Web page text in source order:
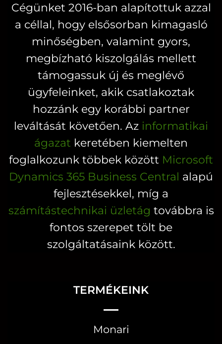
A
változatok
a
termékoldalon
választhatók
ki
A
változatok
a
ki
Cégünket 2016-ban alapítottuk azzal
a céllal, hogy elsősorban kimagasló
minőségben, valamint gyors,
megbízható kiszolgálás mellett
támogassuk új és meglévő
ügyfeleinket, akik csatlakoztak
hozzánk egy korábbi partner
leváltását követően. Az informatikai
ágazat keretében kiemelten
foglalkozunk többek között Microsoft
Dynamics 365 Business Central alapú
fejlesztésekkel, míg a
számítástechnikai üzletág továbbra is
fontos szerepet tölt be
szolgáltatásaink között.
TERMÉKEINK
Monari